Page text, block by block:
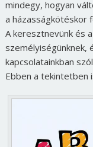
mindegy, hogyan
a házasságkötéskor
A keresztnevünk és
személyiségünknek,
kapcsolatainkban
Ebben a tekintetben